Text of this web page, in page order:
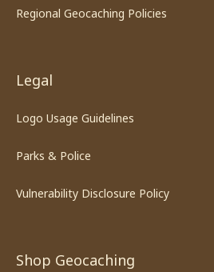
Regional Geocaching Policies
Legal
Logo Usage Guidelines
Parks & Police
Vulnerability Disclosure Policy
Shop Geocaching